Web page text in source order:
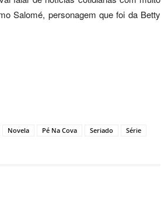
Salomé, personagem que foi da Betty
Novela Pé Na Cova Seriado Série